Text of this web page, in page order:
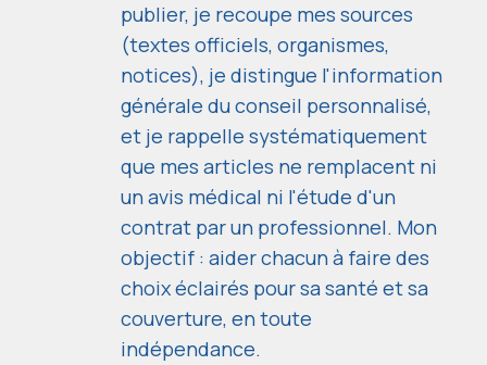
publier, je recoupe mes sources
(textes officiels, organismes,
notices), je distingue l'information
générale du conseil personnalisé,
et je rappelle systématiquement
que mes articles ne remplacent ni
un avis médical ni l'étude d'un
contrat par un professionnel. Mon
objectif : aider chacun à faire des
choix éclairés pour sa santé et sa
couverture, en toute
indépendance.